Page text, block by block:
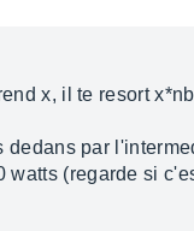
x, il te resort
dedans par
watts (regarde si